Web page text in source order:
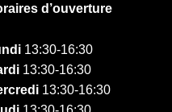
d’ouverture
13:30-16:30
13:30-16:30
13:30-16:30